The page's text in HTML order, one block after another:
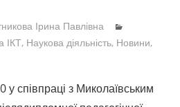
Ірина Павлівна
ІКТ, Наукова діяльність, Новини,
співпраці з Миколаївським